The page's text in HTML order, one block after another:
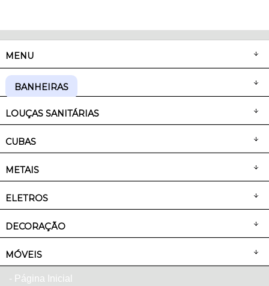
MENU
BANHEIRAS
LOUÇAS SANITÁRIAS
CUBAS
METAIS
ELETROS
DECORAÇÃO
MÓVEIS
Página Inicial